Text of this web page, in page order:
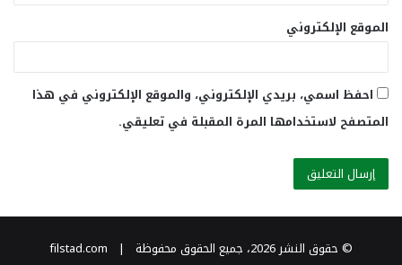
الموقع الإلكتروني
احفظ اسمي، بريدي الإلكتروني، والموقع الإلكتروني في هذا
المتصفح لاستخدامها المرة المقبلة في تعليقي.
© حقوق النشر 2026، جميع الحقوق محفوظة | filstad.com